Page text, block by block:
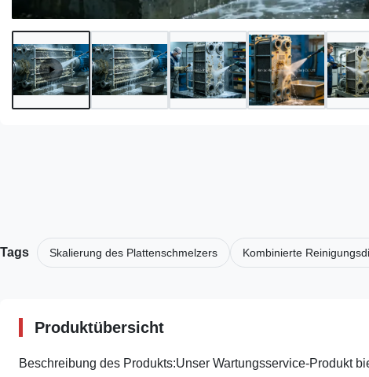
Tags Skalierung des Plattenschmelzers Kombinierte
Produktübersicht
Beschreibung des Produkts:Unser Wartungsservice-Produkt